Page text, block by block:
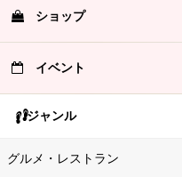
ショップ
イベント
ジャンル
グルメ・レストラン